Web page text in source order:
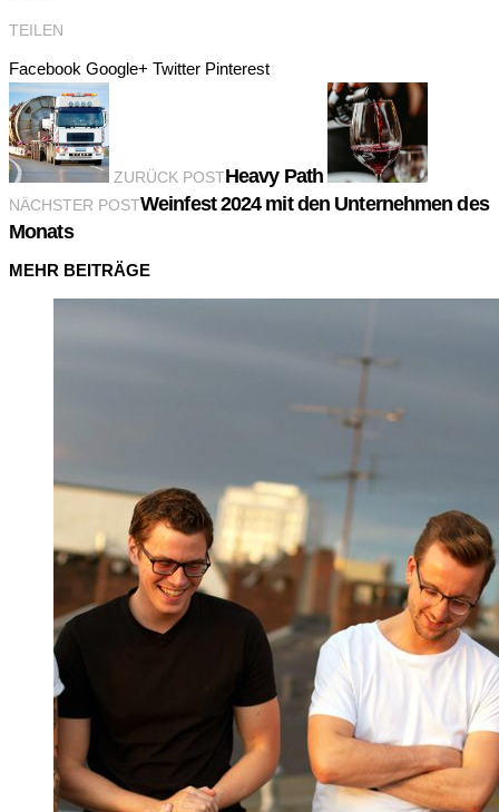
TEILEN
Facebook Google+ Twitter Pinterest
ZURÜCK POSTHeavy Path
NÄCHSTER POSTWeinfest 2024 mit den Unternehmen des
Monats
MEHR BEITRÄGE